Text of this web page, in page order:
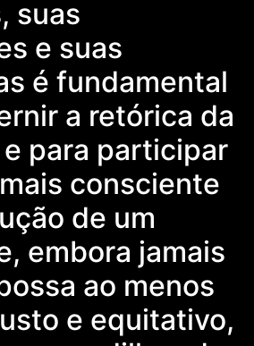
suas
e suas
é fundamental
a retórica da
para participar
consciente
de um
embora jamais
ao menos
e equitativo,